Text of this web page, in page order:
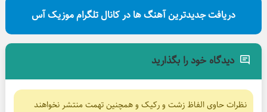
دریافت جدیدترین آهنگ ها در کانال تلگرام موزیک آس
دیدگاه خود را بگذارید
نظرات حاوی الفاظ زشت و رکیک و همچنین تهمت منتشر نخواهند